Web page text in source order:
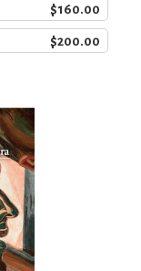
$160.00
$200.00